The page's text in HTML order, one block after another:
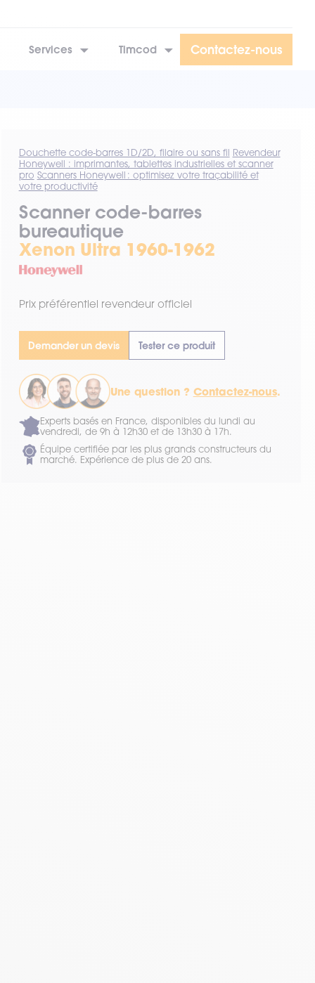
Services Timcod Contactez-nous
Douchette code-barres 1D/2D, filaire ou sans fil Revendeur
Honeywell : imprimantes, tablettes industrielles et scanner
pro Scanners Honeywell : optimisez votre traçabilité et
votre productivité
Scanner code-barres
bureautique
Xenon Ultra 1960-1962
Prix préférentiel revendeur officiel
Demander un devis Tester ce produit
Une question ? Contactez-nous.
Experts basés en France, disponibles du lundi au
vendredi, de 9h à 12h30 et de 13h30 à 17h.
Équipe certifiée par les plus grands constructeurs du
marché. Expérience de plus de 20 ans.